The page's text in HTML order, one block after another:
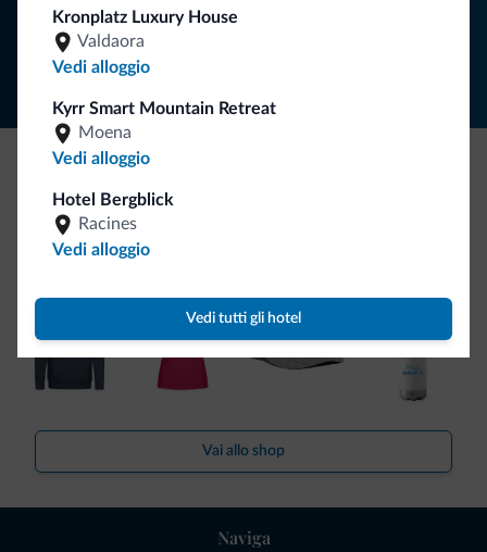
Kronplatz Luxury House
Valdaora
Vedi alloggio
Kyrr Smart Mountain Retreat
Moena
Vedi alloggio
Hotel Bergblick
Racines
Vedi alloggio
Vedi tutti gli hotel
Segui Dolomiti.it
Be Original, scopri la nuova collezione
Ce l'avete chiesto in tanti. Ecco la nuova collezione firmata
Dolomiti.it!
Vai allo shop
Naviga